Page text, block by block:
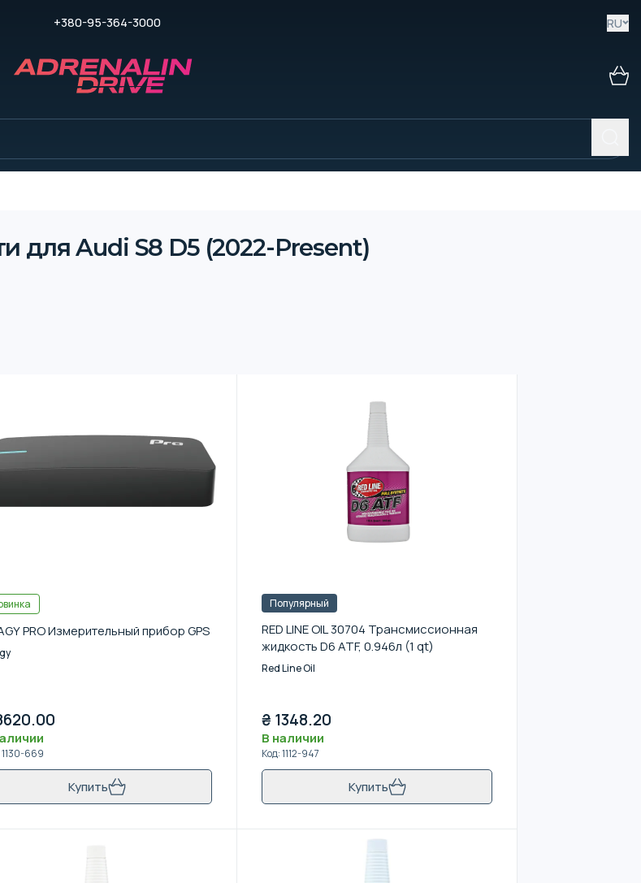
+380-95-364-3000 RU
для Audi S8 D5 (2022-Present)
PRO Измерительный прибор GPS
1130-669
Купить
Популярный
RED LINE OIL 30704 Трансмиссионная
жидкость D6 ATF, 0.946л (1 qt)
Red Line Oil
₴ 1348.20
В наличии
Код:1112-947
Купить